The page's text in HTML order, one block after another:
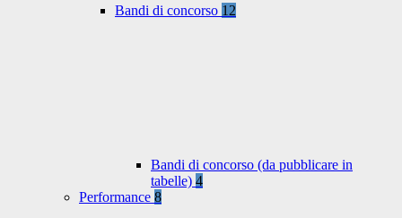
Bandi di concorso 12
Bandi di concorso (da pubblicare in
tabelle) 4
Performance 8